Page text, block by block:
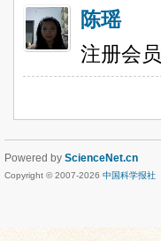
陈瑶
注册会员
Powered by ScienceNet.cn
Copyright © 2007-2026 中国科学报社